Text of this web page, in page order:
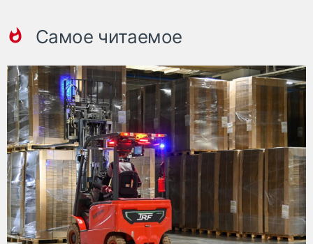
Самое читаемое